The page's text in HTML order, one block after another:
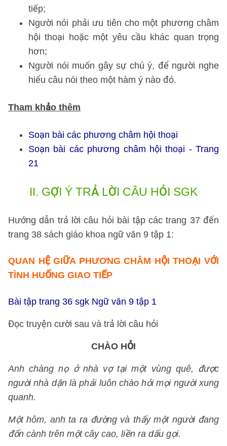
tiếp;
Người nói phải ưu tiên cho một phương châm
hội thoại hoặc một yêu cầu khác quan trọng
hơn;
Người nói muốn gây sự chú ý, để người nghe
hiểu câu nói theo một hàm ý nào đó.
Tham khảo thêm
Soạn bài các phương châm hội thoại
Soạn bài các phương châm hội thoại - Trang
21
II. GỢI Ý TRẢ LỜI CÂU HỎI SGK
Hướng dẫn trả lời câu hỏi bài tập các trang 37 đến
trang 38 sách giáo khoa ngữ văn 9 tập 1:
QUAN HỆ GIỮA PHƯƠNG CHÂM HỘI THOẠI VỚI
TÌNH HUỐNG GIAO TIẾP
Bài tập trang 36 sgk Ngữ văn 9 tập 1
Đọc truyện cười sau và trả lời câu hỏi
CHÀO HỎI
Anh chàng nọ ở nhà vợ tại một vùng quê, được
người nhà dặn là phải luôn chào hỏi mọi người xung
quanh.
Một hôm, anh ta ra đường và thấy một người đang
đốn cành trên một cây cao, liền ra dấu gọi.